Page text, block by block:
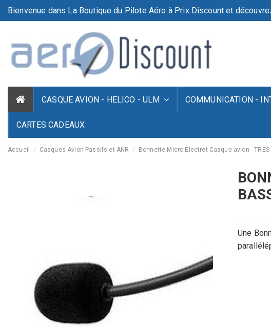
Bienvenue dans La Boutique du Pilote Aéro à Prix Discount et
CASQUE AVION - HELICO - ULM COMMUNICATION -
CARTES CADEAUX
Accueil Casques Avion Passifs et ANR Bonnette Micro Electret Casque avion - TRES
Une